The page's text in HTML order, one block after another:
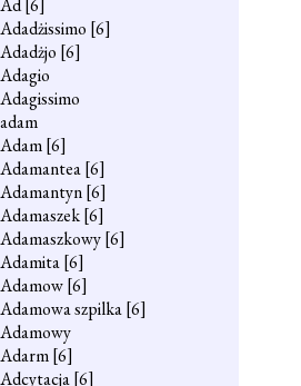
Ad[6]
Adadżissimo [6]
Adadżjo [6]
Adagio
Adagissimo
adam
Adam[6]
Adamantea[6]
Adamantyn[6]
Adamaszek[6]
Adamaszkowy[6]
Adamita[6]
Adamow[6]
Adamowa szpilka[6]
Adamowy
Adarm[6]
Adcytacja[6]